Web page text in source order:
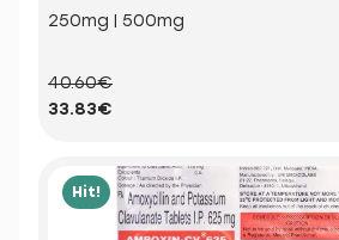
250mg | 500mg
40.60€
33.83€
Hit!